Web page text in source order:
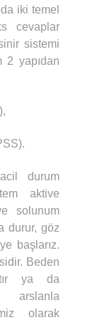
iki temel
cevaplar
sistemi
2 yapıdan
durum
aktive
solunum
durur, göz
başlarız.
Beden
ya da
arslanla
olarak